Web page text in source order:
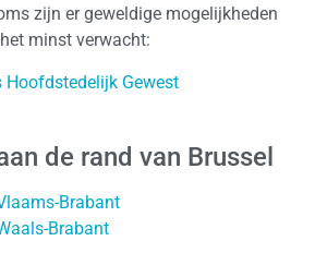
zijn er geweldige mogelijkheden
minst verwacht:
Gewest
de rand van Brussel
Brabant
Brabant